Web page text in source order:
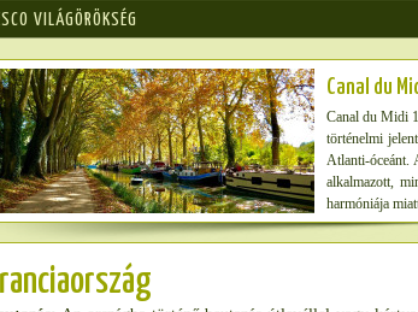
VILÁGÖRÖKSÉG
Canal du
Canal du Midi
történelmi
Atlanti-óceánt.
alkalmazott,
harmóniája